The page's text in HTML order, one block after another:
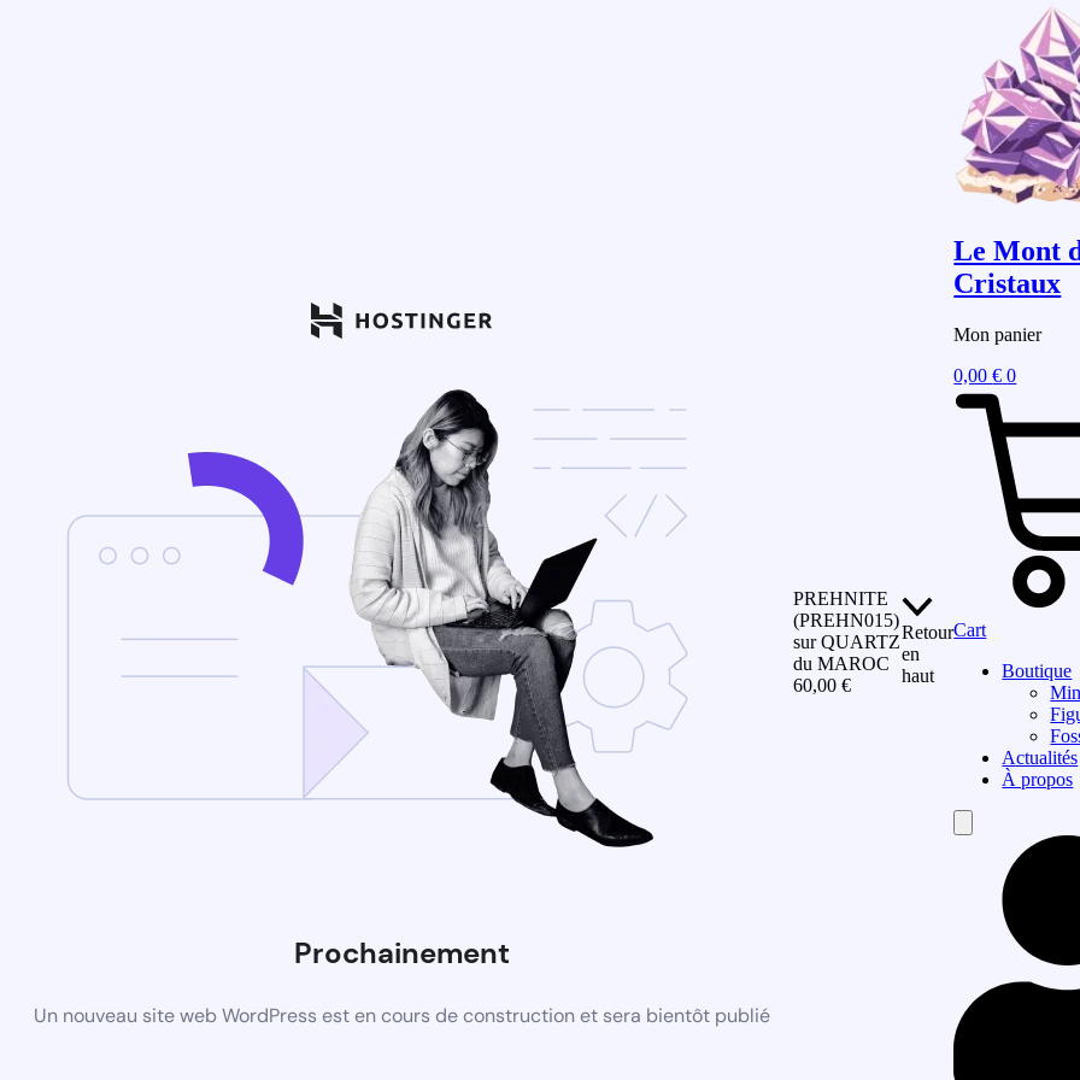
Prochainement
Un nouveau site web WordPress est en cours de construction et sera bientôt publié
PREHNITE
(PREHN015)
sur QUARTZ
du MAROC
60,00 €
Retour
en
haut
Le Mont
Cristaux
Mon panier
0,00€ 0
Cart
Boutique
Actualités
À propos
Toggle